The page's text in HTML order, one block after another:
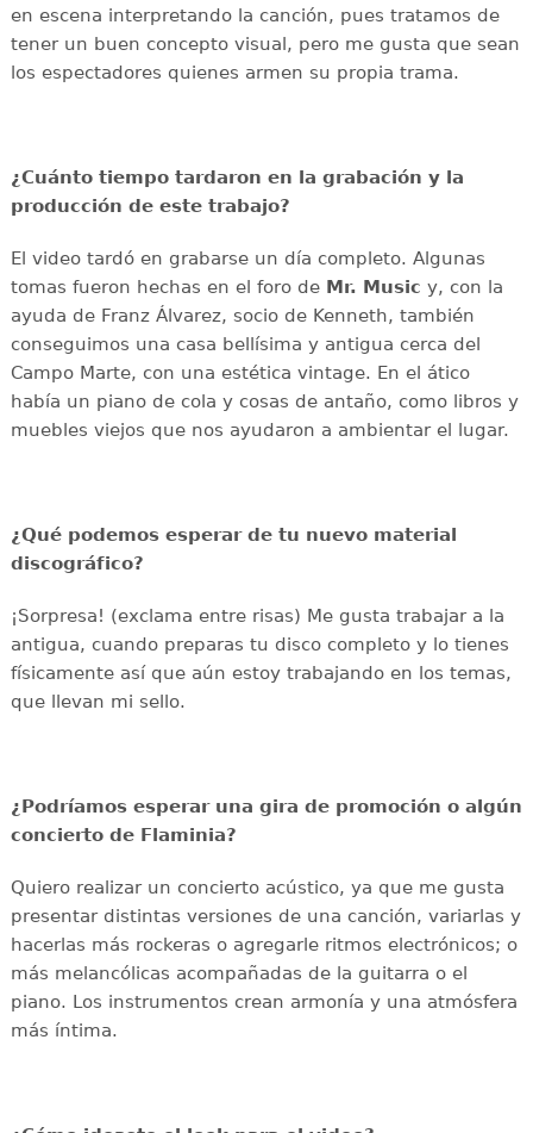
en escena interpretando la canción, pues tratamos de
tener un buen concepto visual, pero me gusta que sean
los espectadores quienes armen su propia trama.
¿Cuánto tiempo tardaron en la grabación y la
producción de este trabajo?
El video tardó en grabarse un día completo. Algunas
tomas fueron hechas en el foro de Mr. Music y, con la
ayuda de Franz Álvarez, socio de Kenneth, también
conseguimos una casa bellísima y antigua cerca del
Campo Marte, con una estética vintage. En el ático
había un piano de cola y cosas de antaño, como libros y
muebles viejos que nos ayudaron a ambientar el lugar.
¿Qué podemos esperar de tu nuevo material
discográfico?
¡Sorpresa! (exclama entre risas) Me gusta trabajar a la
antigua, cuando preparas tu disco completo y lo tienes
físicamente así que aún estoy trabajando en los temas,
que llevan mi sello.
¿Podríamos esperar una gira de promoción o algún
concierto de Flaminia?
Quiero realizar un concierto acústico, ya que me gusta
presentar distintas versiones de una canción, variarlas y
hacerlas más rockeras o agregarle ritmos electrónicos; o
más melancólicas acompañadas de la guitarra o el
piano. Los instrumentos crean armonía y una atmósfera
más íntima.